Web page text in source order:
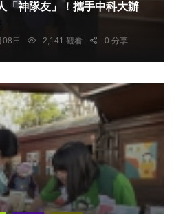
「神隊友」！攜手中科大辦
日 2,141 觀看 0 分享